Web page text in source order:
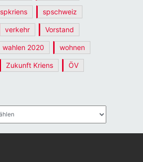
spkriens spschweiz
verkehr Vorstand
wahlen 2020 wohnen
Zukunft Kriens ÖV